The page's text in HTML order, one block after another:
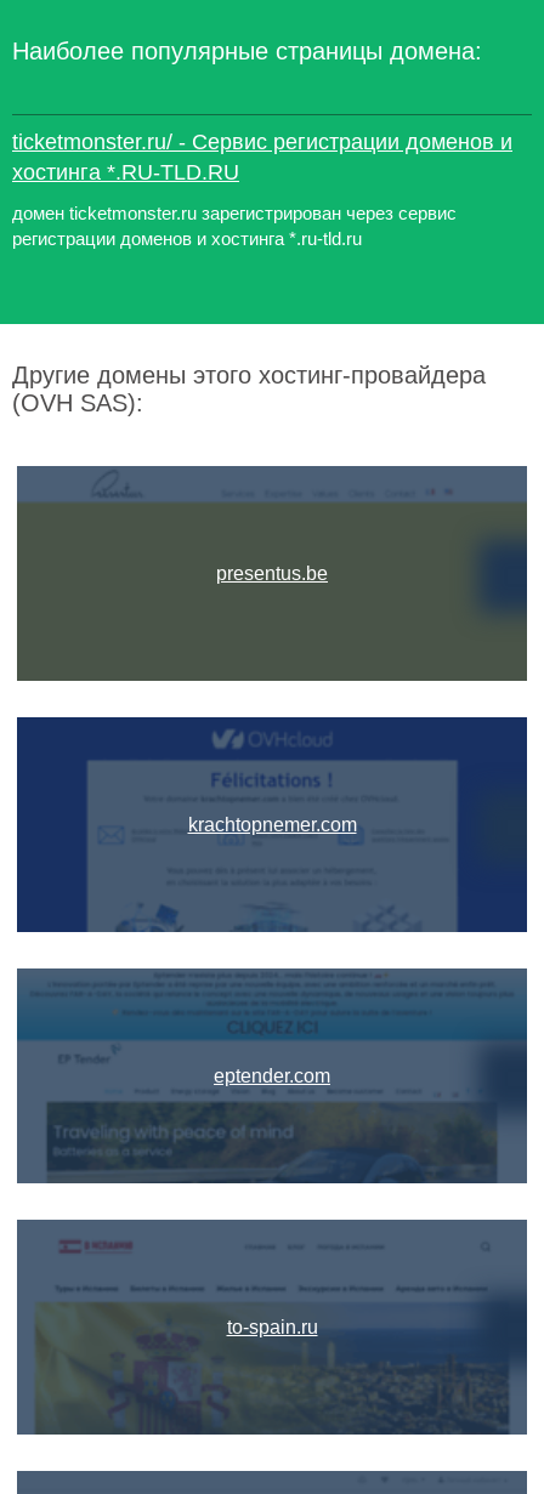
Наиболее популярные страницы домена:
ticketmonster.ru/ - Сервис регистрации доменов и
хостинга *.RU-TLD.RU
домен ticketmonster.ru зарегистрирован через сервис
регистрации доменов и хостинга *.ru-tld.ru
Другие домены этого хостинг-провайдера
(OVH SAS):
presentus.be
krachtopnemer.com
eptender.com
to-spain.ru